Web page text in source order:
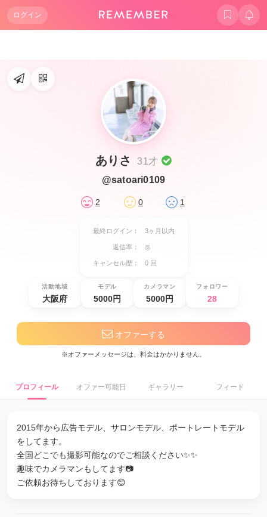
ログイン
ありさ
31才
@satoari0109
2 0 1
最終ログイン： 3ヶ月以内
返信率： ◎
キャンセル歴： 0 回
活動地域
大阪府
モデル
5000円
カメラマン
5000円
フォロワー
28
オファーする
※オファーメッセージは、料金はかかりません。
プロフィール オファー可能日 ギャラリー フィード
2015年から広告モデル、サロンモデル、ポートレートモデル
をしてます。
全国どこでも撮影可能なのでご相談ください✨✨
趣味でカメラマンもしてます📷
ご依頼お待ちしております😊